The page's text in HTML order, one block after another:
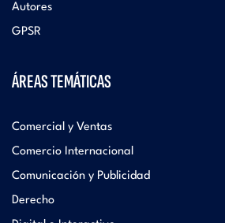
Autores
GPSR
ÁREAS TEMÁTICAS
Comercial y Ventas
Comercio Internacional
Comunicación y Publicidad
Derecho